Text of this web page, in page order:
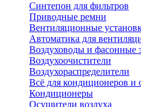
Синтепон для фильтров
Приводные ремни
Вентиляционные
Автоматика для
Воздуховоды и фасонные
Воздухоочистители
Воздухораспределители
Всё для кондиционеров и
Кондиционеры
Осушители воздуха